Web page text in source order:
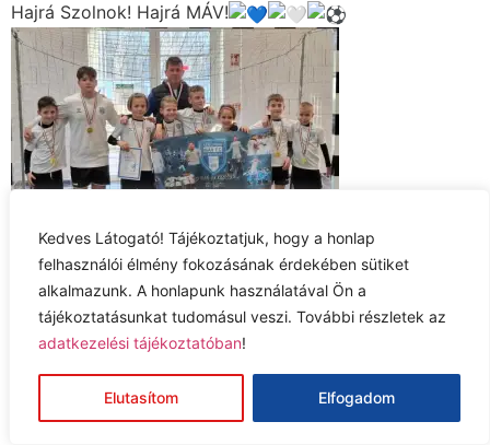
Kedves Látogató! Tájékoztatjuk, hogy a honlap
felhasználói élmény fokozásának érdekében sütiket
alkalmazunk. A honlapunk használatával Ön a
tájékoztatásunkat tudomásul veszi. További részletek az
adatkezelési tájékoztatóban!
Elutasítom Elfogadom
Hajrá Szolnok! Hajrá MÁV!
Adatkezelési tájékoztató
Jog nyilatkozat
Impresszum
© 2026 Szolnoki MÁV Utánpótlás FC Kft.